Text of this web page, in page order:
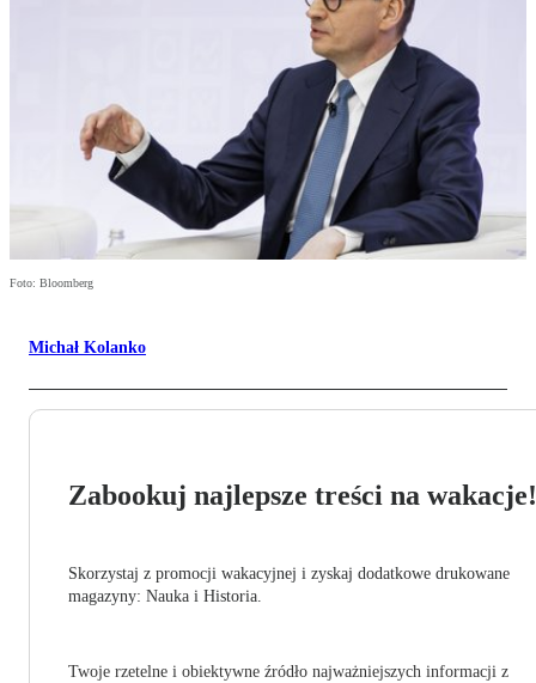
Foto: Bloomberg
Michał Kolanko
Zabookuj najlepsze treści na wakacje!
Skorzystaj z promocji wakacyjnej i zyskaj dodatkowe drukowane
magazyny: Nauka i Historia.
Twoje rzetelne i obiektywne źródło najważniejszych informacji z